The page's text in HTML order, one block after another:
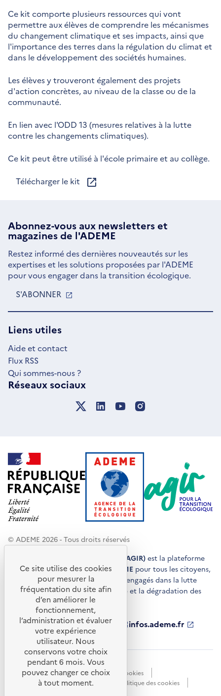
Ce kit comporte plusieurs ressources qui vont
permettre aux élèves de comprendre les mécanismes
du changement climatique et ses impacts, ainsi que
l'importance des terres dans la régulation du climat et
dans le développement des sociétés humaines.
Les élèves y trouveront également des projets
d'action concrètes, au niveau de la classe ou de la
communauté.
En lien avec l'ODD 13 (mesures relatives à la lutte
contre les changements climatiques).
Ce kit peut être utilisé à l'école primaire et au collège.
Télécharger le kit
Abonnez-vous aux newsletterset
magazines de l'ADEME
Restez informé des dernières nouveautés sur les
expertises et les solutions proposées par l'ADEME
pour vous engager dans la transition écologique.
S'ABONNER
UNE
Liens utiles
Aide et contact
Flux RSS
Qui sommes-nous ?
Réseaux sociaux
© ADEME 2026 - Tous droits réservés
Agir pour la transition écologique (AGIR) est la plateforme
de conseils et de services de l'ADEME pour tous les citoyens,
acteurs économiques et territoires engagés dans la lutte
contre le réchauffement climatique et la dégradation des
ressources.
ademe.fr
S'ouvre
nouvelle
fenêtre
librairie.ademe.fr
S'ouvre
dans
une
nouvelle
fenêtre
infos.ademe.fr
S'ouvre
nouvelle
ademe.fr/presse
S'ouvre
nouvelle
fenêtre
Accessibilité : non conforme
Données personnelles
Gestion des cookies
Mentions légales
Plan du site
Politique des cookies
Ce site utilise des cookies
pour mesurer la
fréquentation du site afin
d’en améliorer le
fonctionnement,
l’administration et évaluer
votre expérience
utilisateur. Nous
conservons votre choix
pendant 6 mois. Vous
pouvez changer ce choix
à tout moment.